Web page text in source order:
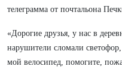
телеграмма от почтальона
«Дорогие друзья, у нас в
нарушители сломали
мой велосипед, помогите,